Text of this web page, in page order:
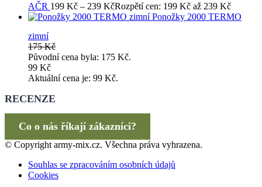
AČR 199 Kč – 239 KčRozpětí cen: 199 Kč až 239 Kč
Ponožky 2000 TERMO
zimní
175Kč
Původní cena byla: 175 Kč.
99 Kč
Aktuální cena je: 99 Kč.
RECENZE
Co o nás říkají zákazníci?
© Copyright army-mix.cz. Všechna práva vyhrazena.
Souhlas se zpracováním osobních údajů
Cookies